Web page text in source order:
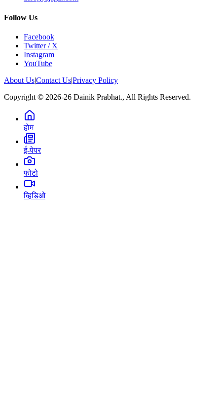
Follow Us
Facebook
Twitter / X
Instagram
YouTube
About Us|Contact Us|Privacy Policy
Copyright © 2026-26 Dainik Prabhat., All Rights Reserved.
होम
ई-पेपर
फोटो
व्हिडिओ